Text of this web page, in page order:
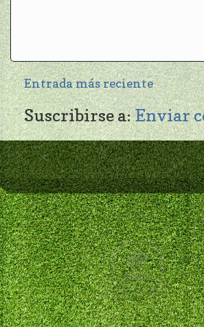
Entrada más reciente
Suscribirse a:Enviar